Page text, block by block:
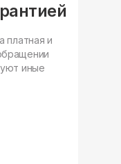
платная и
иные